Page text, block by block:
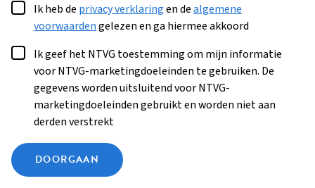
Ik heb de privacy verklaringen dealgemene
voorwaardengelezen en ga hiermee akkoord
Ik geef het NTVG toestemming om mijn informatie
voor NTVG-marketingdoeleinden te gebruiken. De
gegevens worden uitsluitend voor NTVG-
marketingdoeleinden gebruikt en worden niet aan
derden verstrekt
DOORGAAN